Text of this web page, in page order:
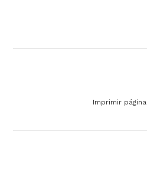
Imprimir página